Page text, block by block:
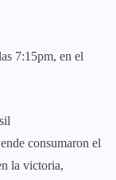
7:15pm, en el
consumaron el
la victoria,